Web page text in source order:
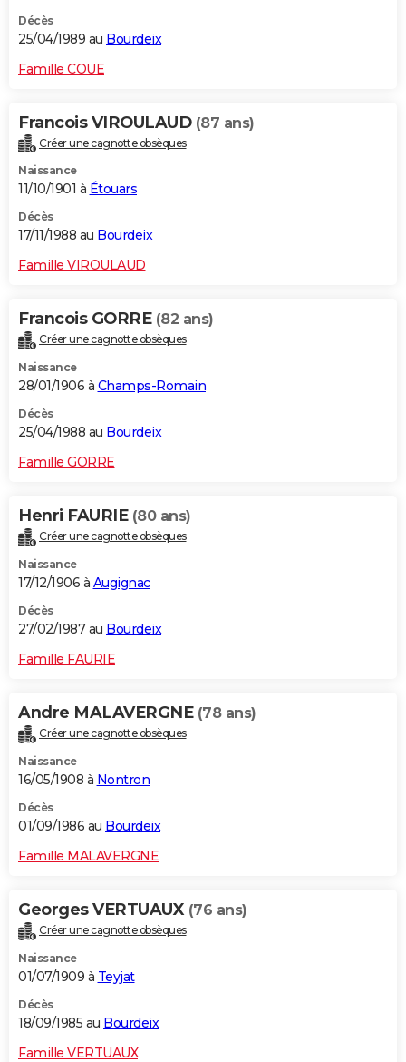
Décès
25/04/1989 au Bourdeix
Famille COUE
Francois VIROULAUD (87 ans)
Créer une cagnotte obsèques
Naissance
11/10/1901 à Étouars
Décès
17/11/1988 au Bourdeix
Famille VIROULAUD
Francois GORRE (82 ans)
Créer une cagnotte obsèques
Naissance
28/01/1906 à Champs-Romain
Décès
25/04/1988 au Bourdeix
Famille GORRE
Henri FAURIE (80 ans)
Créer une cagnotte obsèques
Naissance
17/12/1906 à Augignac
Décès
27/02/1987 au Bourdeix
Famille FAURIE
Andre MALAVERGNE (78 ans)
Créer une cagnotte obsèques
Naissance
16/05/1908 à Nontron
Décès
01/09/1986 au Bourdeix
Famille MALAVERGNE
Georges VERTUAUX (76 ans)
Créer une cagnotte obsèques
Naissance
01/07/1909 à Teyjat
Décès
18/09/1985 au Bourdeix
Famille VERTUAUX